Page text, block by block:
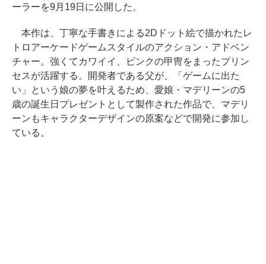
ーラーを9月19日に公開した。
本作は、丁寧な手書きによる2Dドット絵で描かれたレ
トロアーケードゲームスタイルのアクション・アドベン
チャー。強くてカワイイ、ピンクの甲冑をまったプリン
セスが活躍する。開発者である父が、「ゲームに出た
い」という娘の夢を叶えるため、愛娘・マデリーンの5
歳の誕生日プレゼントとして製作された作品で、マデリ
ーンもキャラクターデザインの原案などで開発に参加し
ている。